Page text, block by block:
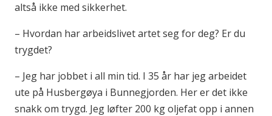
altså ikke med sikkerhet.
– Hvordan har arbeidslivet artet seg for deg? Er du
trygdet?
– Jeg har jobbet i all min tid. I 35 år har jeg arbeidet
ute på Husbergøya i Bunnegjorden. Her er det ikke
snakk om trygd. Jeg løfter 200 kg oljefat opp i annen